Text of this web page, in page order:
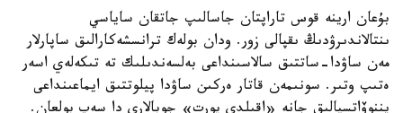
بۇعان ارينە قوس تاراپتان جاسالىپ جاتقان ساياسي
ىنتالاندىرۋدىڭ ىقپالى زور. ودان بولەك ترانسشەكارالىق ساپارلار
مەن ساۋدا-ساتتىق سالاسىنداعى بەلسەندىلىك تە تىكەلەي اسەر
ەتىپ وتىر. سونىمەن قاتار ەركىن ساۋدا پيلوتتىق ايماعىنداعى